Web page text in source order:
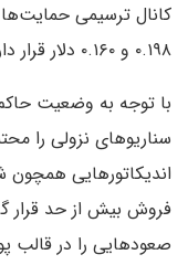
کانال ترسیمی
۰.۱۹۸ و ۰.۱۶۰ دلار قرار دارد.
با توجه به وضعیت حاکم
سناریوهای نزولی را
فروش بیش از حد قرار
صعودهایی را در قالب